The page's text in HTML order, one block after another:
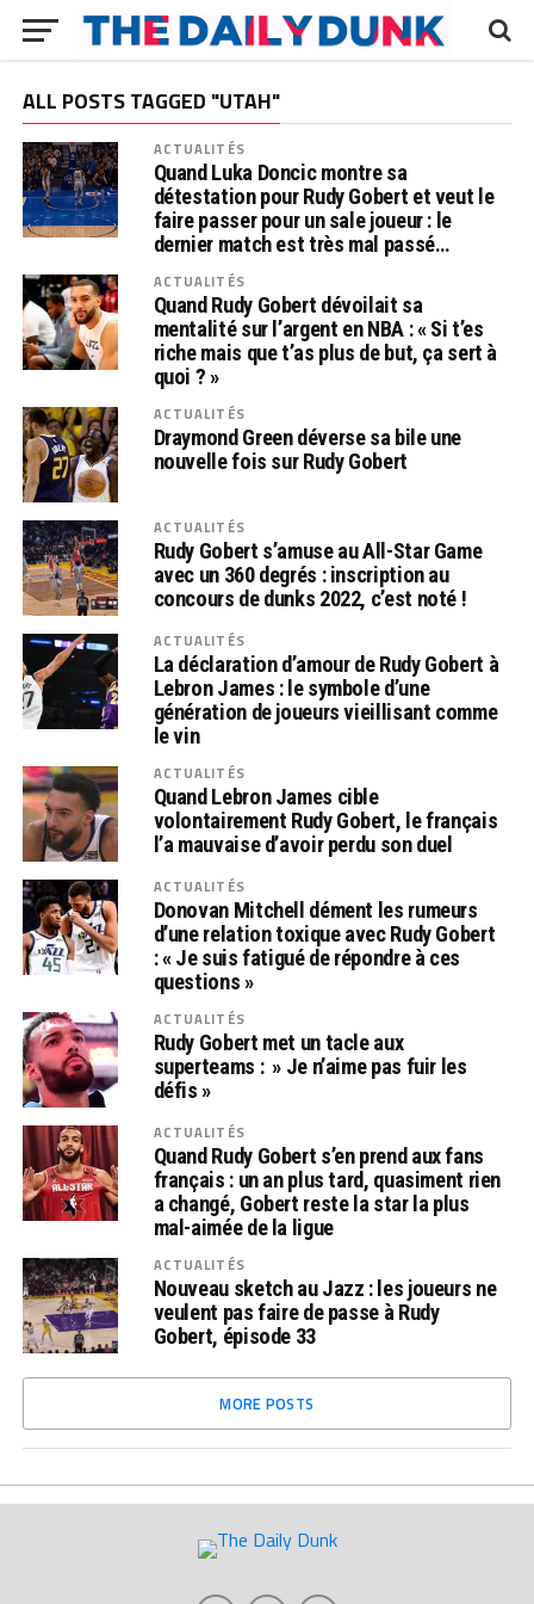
ALL POSTS TAGGED "UTAH"
ACTUALITÉS
Quand Luka Doncic montre sa
détestation pour Rudy Gobert et veut le
faire passer pour un sale joueur : le
dernier match est très mal passé…
ACTUALITÉS
Quand Rudy Gobert dévoilait sa
mentalité sur l’argent en NBA : « Si t’es
riche mais que t’as plus de but, ça sert à
quoi ? »
ACTUALITÉS
Draymond Green déverse sa bile une
nouvelle fois sur Rudy Gobert
ACTUALITÉS
Rudy Gobert s’amuse au All-Star Game
avec un 360 degrés : inscription au
concours de dunks 2022, c’est noté !
ACTUALITÉS
La déclaration d’amour de Rudy Gobert à
Lebron James : le symbole d’une
génération de joueurs vieillisant comme
le vin
ACTUALITÉS
Quand Lebron James cible
volontairement Rudy Gobert, le français
l’a mauvaise d’avoir perdu son duel
ACTUALITÉS
Donovan Mitchell dément les rumeurs
d’une relation toxique avec Rudy Gobert
: « Je suis fatigué de répondre à ces
questions »
ACTUALITÉS
Rudy Gobert met un tacle aux
superteams : » Je n’aime pas fuir les
défis »
ACTUALITÉS
Quand Rudy Gobert s’en prend aux fans
français : un an plus tard, quasiment rien
a changé, Gobert reste la star la plus
mal-aimée de la ligue
ACTUALITÉS
Nouveau sketch au Jazz : les joueurs ne
veulent pas faire de passe à Rudy
Gobert, épisode 33
MORE POSTS